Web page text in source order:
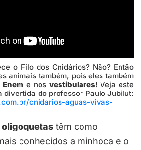
o Filo dos Cnidários? Não? Então
animais também, pois eles também
Enem e nos vestibulares! Veja este
divertida do professor Paulo Jubilut:
cnidarios-aguas-vivas-
oligoquetas têm como
conhecidos a minhoca e o